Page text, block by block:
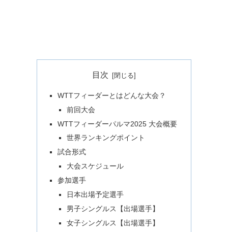
目次
WTTフィーダーとはどんな大会？
前回大会
WTTフィーダーパルマ2025 大会概要
世界ランキングポイント
試合形式
大会スケジュール
参加選手
日本出場予定選手
男子シングルス【出場選手】
女子シングルス【出場選手】